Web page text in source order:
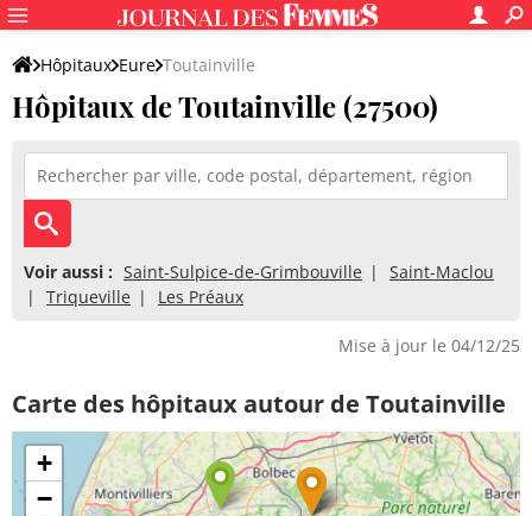
Hôpitaux Eure Toutainville
Hôpitaux de Toutainville (27500)
Voir aussi : Saint-Sulpice-de-Grimbouville
Saint-Maclou
Triqueville
Les Préaux
Mise à jour le 04/12/25
Carte des hôpitaux autour de Toutainville
+
−